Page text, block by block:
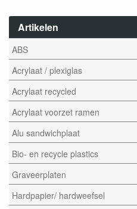
Artikelen
ABS
Acrylaat / plexiglas
Acrylaat recycled
Acrylaat voorzet ramen
Alu sandwichplaat
Bio- en recycle plastics
Graveerplaten
Hardpapier/ hardweefsel